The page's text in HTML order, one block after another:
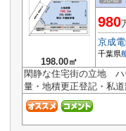
198.00㎡
980
京成
千葉県
閑静な住宅街の立地
量・地積更正登記・私